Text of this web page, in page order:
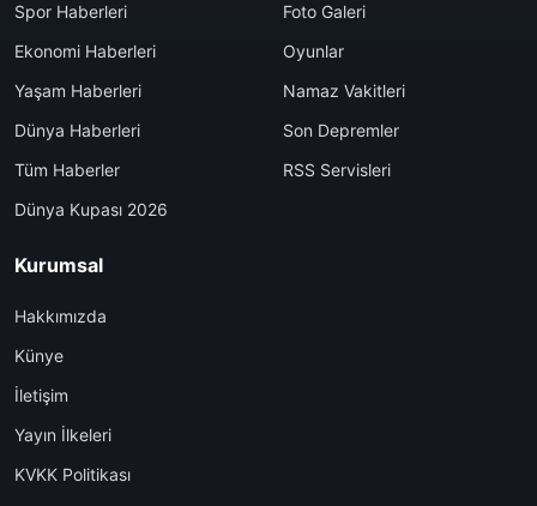
Spor Haberleri
Ekonomi Haberleri
Yaşam Haberleri
Dünya Haberleri
Tüm Haberler
Dünya Kupası 2026
Foto Galeri
Oyunlar
Namaz Vakitleri
Son Depremler
RSS Servisleri
Kurumsal
Hakkımızda
Künye
İletişim
Yayın İlkeleri
KVKK Politikası